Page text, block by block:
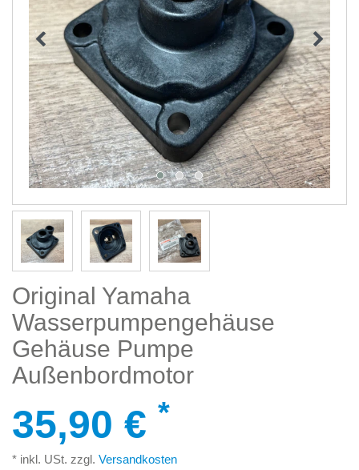
Original Yamaha
Wasserpumpengehäuse
Gehäuse Pumpe
Außenbordmotor
35,90 € *
* inkl. USt. zzgl. Versandkosten